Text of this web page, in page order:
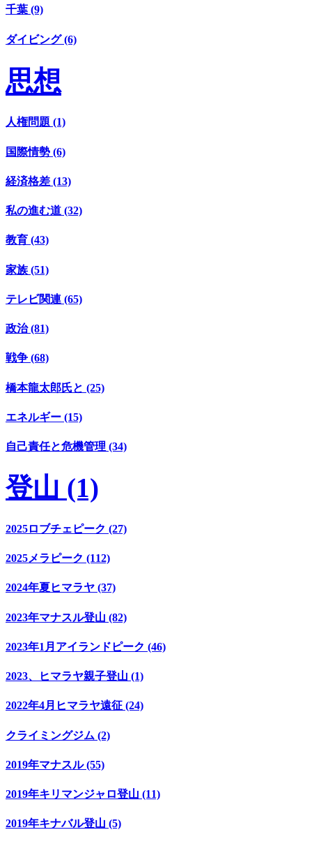
千葉 (9)
ダイビング (6)
思想
人権問題 (1)
国際情勢 (6)
経済格差 (13)
私の進む道 (32)
教育 (43)
家族 (51)
テレビ関連 (65)
政治 (81)
戦争 (68)
橋本龍太郎氏と (25)
エネルギー (15)
自己責任と危機管理 (34)
登山 (1)
2025ロブチェピーク (27)
2025メラピーク (112)
2024年夏ヒマラヤ (37)
2023年マナスル登山 (82)
2023年1月アイランドピーク (46)
2023、ヒマラヤ親子登山 (1)
2022年4月ヒマラヤ遠征 (24)
クライミングジム (2)
2019年マナスル (55)
2019年キリマンジャロ登山 (11)
2019年キナバル登山 (5)